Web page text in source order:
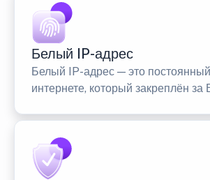
Белый IP-адрес
Белый IP-адрес — это
интернете, который закреплён за